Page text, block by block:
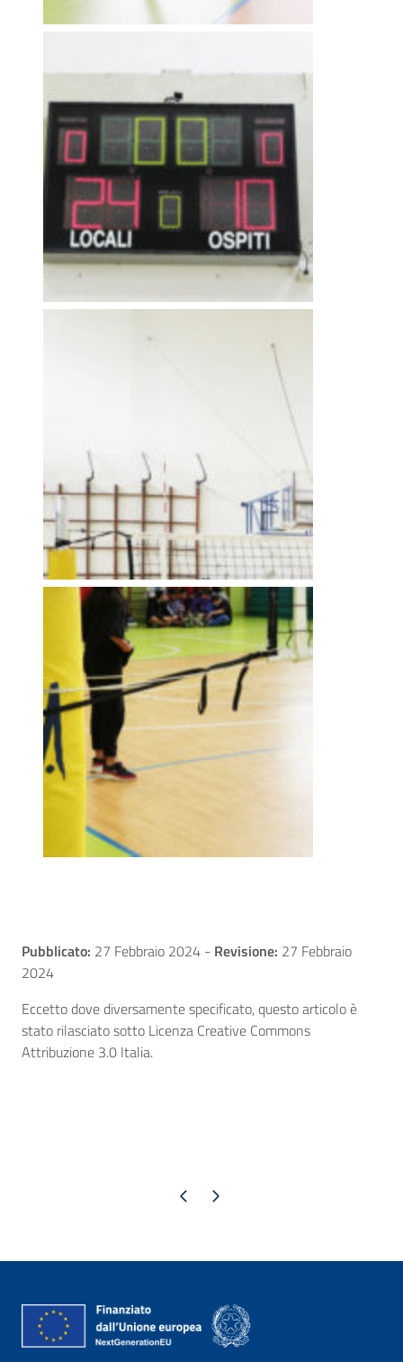
Pubblicato: 27 Febbraio 2024 - Revisione: 27 Febbraio
2024
Eccetto dove diversamente specificato, questo articolo è
stato rilasciato sotto Licenza Creative Commons
Attribuzione 3.0 Italia.
Pagina precedente
Pagina successiva